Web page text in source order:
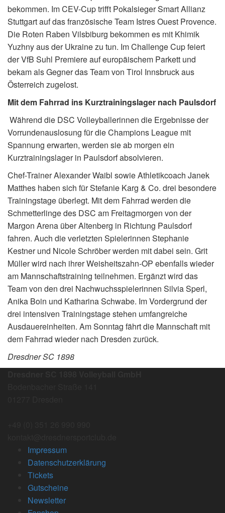
bekommen. Im CEV-Cup trifft Pokalsieger Smart Allianz
Stuttgart auf das französische Team Istres Ouest Provence.
Die Roten Raben Vilsbiburg bekommen es mit Khimik
Yuzhny aus der Ukraine zu tun. Im Challenge Cup feiert
der VfB Suhl Premiere auf europäischem Parkett und
bekam als Gegner das Team von Tirol Innsbruck aus
Österreich zugelost.
Mit dem Fahrrad ins Kurztrainingslager nach Paulsdorf
Während die DSC Volleyballerinnen die Ergebnisse der
Vorrundenauslosung für die Champions League mit
Spannung erwarten, werden sie ab morgen ein
Kurztrainingslager in Paulsdorf absolvieren.
Chef-Trainer Alexander Waibl sowie Athletikcoach Janek
Matthes haben sich für Stefanie Karg & Co. drei besondere
Trainingstage überlegt. Mit dem Fahrrad werden die
Schmetterlinge des DSC am Freitagmorgen von der
Margon Arena über Altenberg in Richtung Paulsdorf
fahren. Auch die verletzten Spielerinnen Stephanie
Kestner und Nicole Schröber werden mit dabei sein. Grit
Müller wird nach ihrer Weisheitszahn-OP ebenfalls wieder
am Mannschaftstraining teilnehmen. Ergänzt wird das
Team von den drei Nachwuchsspielerinnen Silvia Sperl,
Anika Boin und Katharina Schwabe. Im Vordergrund der
drei intensiven Trainingstage stehen umfangreiche
Ausdauereinheiten. Am Sonntag fährt die Mannschaft mit
dem Fahrrad wieder nach Dresden zurück.
Dresdner SC 1898
Impressum
Datenschutzerklärung
Tickets
Gutscheine
Newsletter